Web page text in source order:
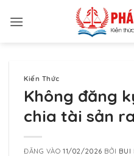
qua
Kiến Thức
Không đăng
chia tài sản
ĐĂNG VÀO11/02/2026 BỞI BUI